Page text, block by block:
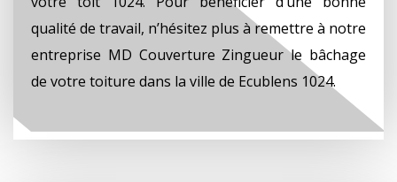
qualité de travail, n’hésitez plus à remettre à notre
entreprise MD Couverture Zingueur le bâchage
de votre toiture dans la ville de Ecublens 1024.